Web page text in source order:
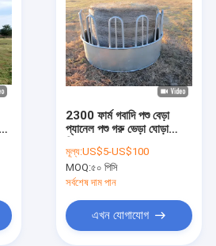
2300 ফার্ম গবাদি পশু বেড়া
প্যানেল পশু গরু ভেড়া ঘোড়া
মূল্য:US$5-US$100
MOQ:৫০ পিসি
সর্বশেষ দাম পান
এখন যোগাযোগ